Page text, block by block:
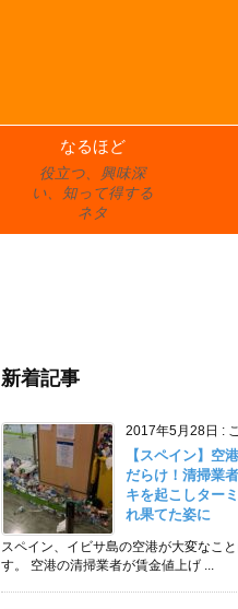
なるほど
役立つ、興味深
い、知って得する
ネタ
新着記事
2017年5月28日 :
【スペイン】空
だらけ！清掃業
キを起こしター
れ果てた姿に
スペイン、イビサ島の空港が大変なこ
す。 空港の清掃業者が賃金値上げ ...